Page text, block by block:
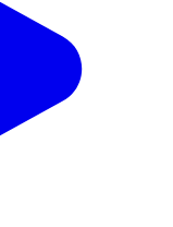
স্থাপনের আগে জয়